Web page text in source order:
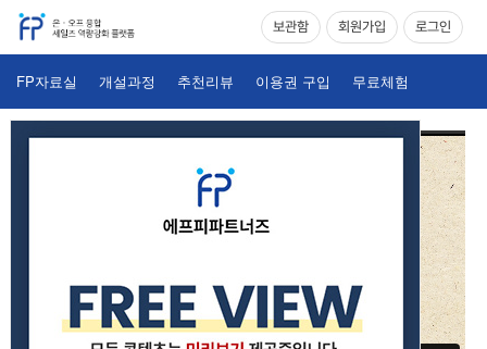
보관함 회원가입 로그인
FP자료실 개설과정 추천리뷰 이용권 구입 무료체험